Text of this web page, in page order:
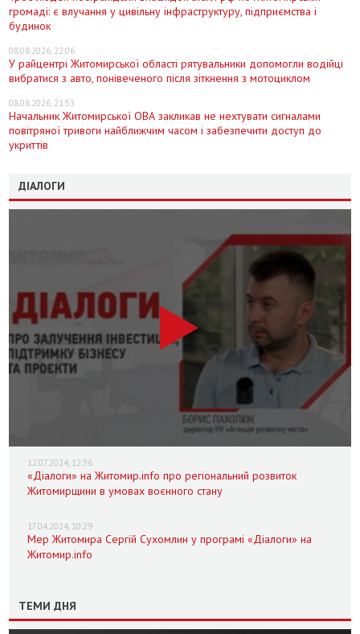
громаді: є влучання у цивільну інфраструктуру, підприємства і
будинок
08.08.2026, 22:06
У райцентрі Житомирської області рятувальники допомогли водійці
вибратися з авто, понівеченого після зіткнення з мотоциклом
08.08.2026, 21:53
Начальник Житомирської ОВА закликав не нехтувати сигналами
повітряної тривоги найближчим часом і забезпечити доступ до
укриттів
ДІАЛОГИ
12.07.2024, 12:36
«Діалоги» на Житомир.info про регіональний розвиток
Житомирщини в умовах воєнного стану
17.04.2024, 10:29
Мер Житомира Сергій Сухомлин у програмі «Діалоги» на
Житомир.info
ТЕМИ ДНЯ